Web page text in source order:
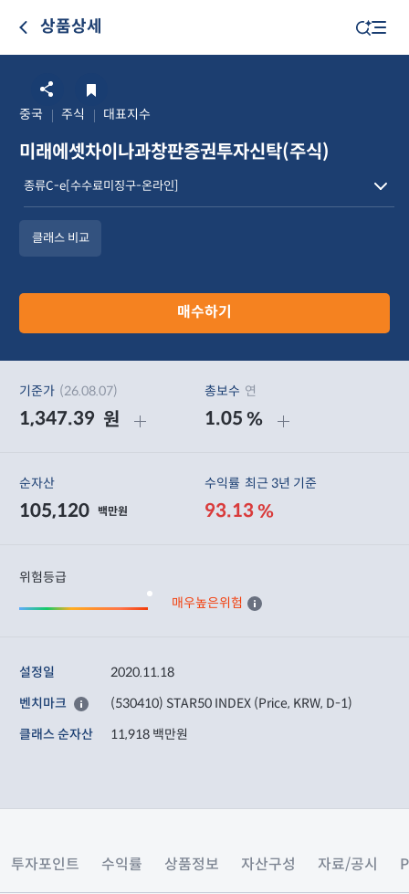
상품상세
중국 주식 대표지수
미래에셋차이나과창판증권투자신탁(주식)
클래스 비교
매수하기
기준가 (26.08.07)
1,347.39 원
총보수 연
1.05 %
순자산
105,120 백만원
수익률 최근 3년 기준
93.13%
위험등급
매우높은위험
설정일
2020.11.18
벤치마크
(530410) STAR50 INDEX (Price, KRW, D-1)
클래스 순자산
11,918 백만원
투자포인트 수익률 상품정보 자산구성 자료/공시